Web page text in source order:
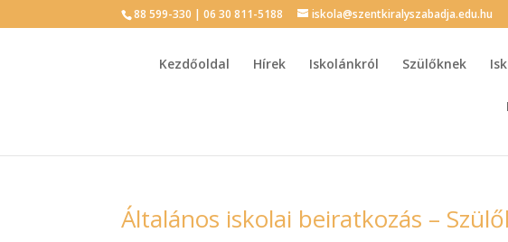
88 599-330 | 06 30 811-5188 iskola@szentkiralyszabadja.edu.hu
Kezdőoldal Hírek Iskolánkról Szülőknek
Általános iskolai beiratkozás –